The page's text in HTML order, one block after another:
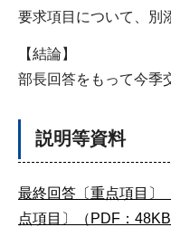
要求項目について、別
【結論】
部長回答をもって今季
説明等資料
最終回答〔重点項目〕
点項目〕（PDF：48KB